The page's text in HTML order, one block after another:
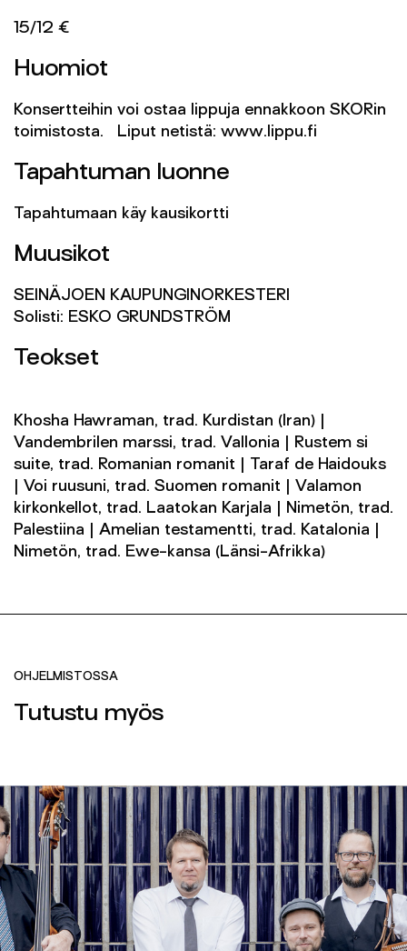
15/12 €
Huomiot
Konsertteihin voi ostaa lippuja ennakkoon SKORin
toimistosta. Liput netistä: www.lippu.fi
Tapahtuman luonne
Tapahtumaan käy kausikortti
Muusikot
SEINÄJOEN KAUPUNGINORKESTERI
Solisti: ESKO GRUNDSTRÖM
Teokset
Khosha Hawraman, trad. Kurdistan (Iran) |
Vandembrilen marssi, trad. Vallonia | Rustem si
suite, trad. Romanian romanit | Taraf de Haidouks
| Voi ruusuni, trad. Suomen romanit | Valamon
kirkonkellot, trad. Laatokan Karjala | Nimetön, trad.
Palestiina | Amelian testamentti, trad. Katalonia |
Nimetön, trad. Ewe-kansa (Länsi-Afrikka)
OHJELMISTOSSA
Tutustu myös